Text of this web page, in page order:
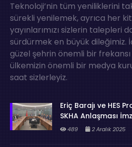
Teknoloji’nin tüm yeniliklerini
sürekli yenilemek, ayrıca her
yayınlarımızı sizlerin talepleri
sürdürmek en büyük dileğimiz.
güzel şehrin önemli bir
ülkemizin önemli bir medya
saat sizlerleyiz.
Eriç Barajı ve HES
SKHA Anlaşması
489 2 Aralık 2025